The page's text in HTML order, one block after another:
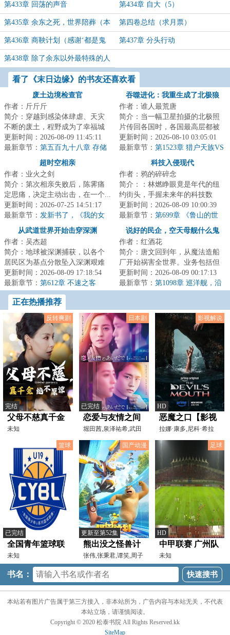
第433章 回荡的声音 第434章 自大（5）
第435章 余东之死，世界陪葬（本
卷完）
第四卷总结（求月票）
第436章 商鞅计划（感谢‘都是鬼
话’大大打赏的盟主）
第437章 分头行动
第438章 除了余东以外最特殊的人
看了《末日边缘》的书友还喜欢看
废土边境检查官
作者：斤斤斤
简介：穿越到感染体肆虐、天灾
不断的废土，程野成为了幸福城
的边境检查官。每一个想要加入
幸福城的幸存者...
更新时间：2026-08-09 11:45:11
最新章节： 第五百九十八章 存储
介质，宇宙生命！
吞噬进化：我重生成了北极狼
作者：谁人最荒唐
简介：当一幅卫星拍摄的北极照
片传回各国时，各国最高层都被
照片内容震惊了。他们看到了北
极数以万计的狼...
更新时间：2026-08-10 03:05:01
最新章节： 第1523章 猎户天族VS
星团群雄（十八）
超时空相亲
作者：业火之剑
简介：第次相亲失败后，陈霁痛
定思痛，决定主动出击，在一个...
更新时间：2026-07-25 14:51:17
最新章节： 发新书了，《我的女
友是收容物》
科技入侵现代
作者：鸦的碎碎念
简介：：林燃睁眼竟是年代的纽
约街头，手握未来年的科技数
据，却成了没有身份的“黑户”。他
不得不用一篇...
更新时间：2026-08-09 10:00:39
最新章节： 第699章 《鲁山的世
界》
从武道世界开始击穿深渊
作者：吴杰超
简介：地球被深渊捕获，以各个
居民区为基点分散坠入深渊艰难
求生，幸存者一边要面对深渊的
恶劣环境，一边...
更新时间：2026-08-09 17:18:54
最新章节： 第612章 不速之客
说好的民企，空天母舰什么鬼
作者：红酒花
简介：唐文回到年，从魔法造船
厂开始祸害全世界。业务包括但
不限于：渔船、观光艇、气垫
船、船坞登陆舰、...
更新时间：2026-08-09 00:17:13
最新章节： 第1098章 巡洋舰，沿
正在热播推荐
反转爽剧
完结
父母不慈真千金
绝不原谅
未知
日本剧
已完结
恋爱与友情之间
堀田茜,泉泽祐希,武田
航平,美山加恋,渡边早
影视解说
HD
恶魔之口【影视
解说】
拉娜·康多,尼科·希拉
加,加文·卡萨莱尼奥
篮球
已完结
全国青年篮球联
赛 龙狮青年61-
76浙江广厦
20260808
未知
国产动漫
更新至第52集
熊出没之怪兽计
划
张伟,张秉君,谭笑,周子
瑜,缪莹莹,李家耀,徐
足球
HD
中甲联赛 广州队
VS辽宁铁人
20240609
未知
书名：
本站若有图片广告属于第三方接入，非本站所为，广告内容与本站无关，不代表
本站立场，请谨慎阅读。
Copyright © 2020 松泰书院 All Rights Reserved.kk
SiteMap